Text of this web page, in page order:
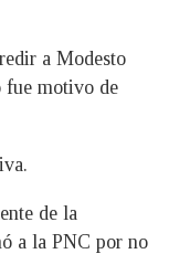
a Modesto
fue motivo de
de la
a la PNC por no